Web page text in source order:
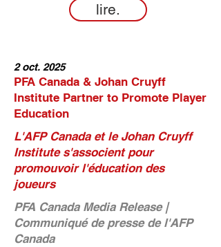
lire.
2 oct. 2025
PFA Canada & Johan Cruyff
Institute Partner to Promote Player
Education
L'AFP Canada et le Johan Cruyff
Institute s'associent pour
promouvoir l'éducation des
joueurs
PFA Canada Media Release |
Communiqué de presse de l'AFP
Canada